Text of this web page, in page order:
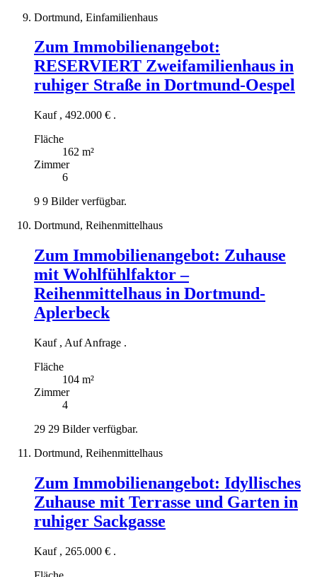
Dortmund, Einfamilienhaus
Zum Immobilienangebot:
RESERVIERT Zweifamilienhaus in
ruhiger Straße in Dortmund-Oespel
Kauf , 492.000 € .
Fläche
162 m²
Zimmer
6
9 9 Bilder verfügbar.
Dortmund, Reihenmittelhaus
Zum Immobilienangebot: Zuhause
mit Wohlfühlfaktor –
Reihenmittelhaus in Dortmund-
Aplerbeck
Kauf , Auf Anfrage .
Fläche
104 m²
Zimmer
4
29 29 Bilder verfügbar.
Dortmund, Reihenmittelhaus
Zum Immobilienangebot: Idyllisches
Zuhause mit Terrasse und Garten in
ruhiger Sackgasse
Kauf , 265.000 € .